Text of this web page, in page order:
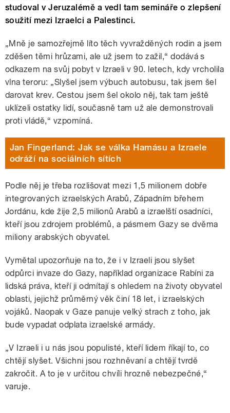
studoval v Jeruzalémě a vedl tam semináře o zlepšení
soužití mezi Izraelci a Palestinci.
„Mně je samozřejmě líto těch vyvražděných rodin a jsem
zděšen těmi hrůzami, ale už jsem to zažil,“ dodává s
odkazem na svůj pobyt v Izraeli v 90. letech, kdy vrcholila
vlna teroru: „Slyšel jsem výbuch autobusu, tak jsem šel
darovat krev. Cestou jsem šel okolo něj, tak tam ještě
uklízeli ostatky lidí, současně tam už ale demonstrovali
proti vládě,“ vzpomíná.
Jan Fingerland: Jak se válka Hamásu a Izraele
odráží na sociálních sítích
Podle něj je třeba rozlišovat mezi 1,5 milionem dobře
integrovaných izraelských Arabů, Západním břehem
Jordánu, kde žije 2,5 milionů Arabů a izraelští osadníci,
kteří jsou zdrojem problémů, a pásmem Gazy se dvěma
miliony arabských obyvatel.
Vymětal upozorňuje na to, že i v Izraeli jsou slyšet
odpůrci invaze do Gazy, například organizace Rabíni za
lidská práva, kteří ji odmítají s ohledem na životy obyvatel
oblasti, jejichž průměrný věk činí 18 let, i izraelských
vojáků. Naopak v Gaze panuje velký strach z toho, jak
bude vypadat odplata izraelské armády.
„V Izraeli i u nás jsou populisté, kteří lidem říkají to, co
chtějí slyšet. Všichni jsou rozhněvaní a chtějí tvrdě
zakročit. A to je v určitou chvíli hrozně nebezpečné,“
varuje.